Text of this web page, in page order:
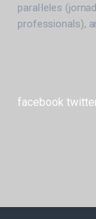
paral·leles
professionals),
facebook